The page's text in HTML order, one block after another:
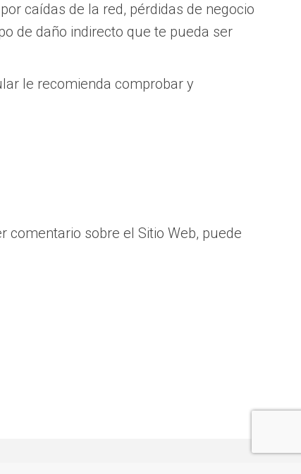
caídas de la red, pérdidas de negocio
de daño indirecto que te pueda ser
le recomienda comprobar y
comentario sobre el Sitio Web, puede
© Todos los derechos reservados | 2006 - 2026